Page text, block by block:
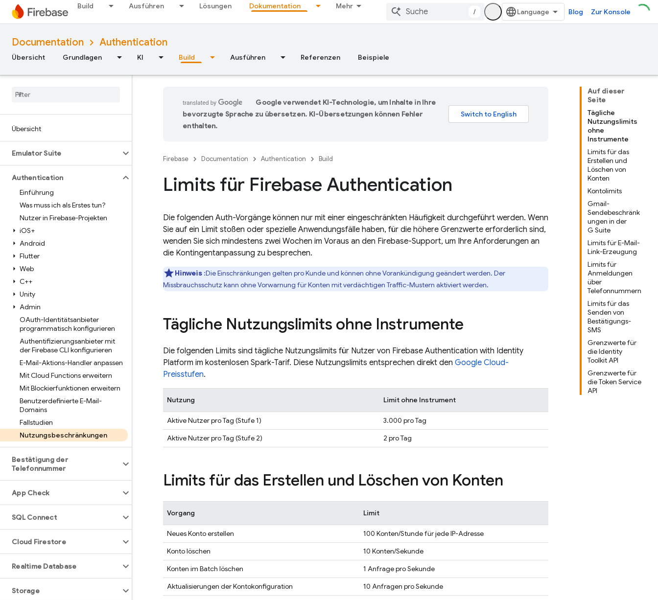
Build Ausführen Lösungen Dokumentation Mehr
/ Blog Zur Konsole
Documentation Authentication
Übersicht Grundlagen KI Build Ausführen Referenzen Beispiele
Übersicht
Emulator Suite
Authentication
Einführung
Was muss ich als Erstes tun?
Nutzer in Firebase-Projekten
iOS+
Android
Flutter
Web
C++
Unity
Admin
OAuth-Identitätsanbieter
programmatisch konfigurieren
Authentifizierungsanbieter mit
der Firebase CLI konfigurieren
E-Mail-Aktions-Handler anpassen
Mit Cloud Functions erweitern
Mit Blockierfunktionen erweitern
Benutzerdefinierte E-Mail-
Domains
Fallstudien
Nutzungsbeschränkungen
Bestätigung der
Telefonnummer
App Check
SQL Connect
Cloud Firestore
Realtime Database
Storage
Auf dieser
Seite
Tägliche
Nutzungslimits
ohne
Instrumente
Limits für das
Erstellen und
Löschen von
Konten
Kontolimits
Gmail-
Sendebeschränk
ungen in der
G Suite
Limits für E-Mail-
Link-Erzeugung
Limits für
Anmeldungen
über
Telefonnummern
Limits für das
Senden von
Bestätigungs-
SMS
Grenzwerte für
die Identity
Toolkit API
Grenzwerte für
die Token Service
API
Google verwendet KI-Technologie, um Inhalte in Ihre
bevorzugte Sprache zu übersetzen. KI-Übersetzungen können Fehler
enthalten.
Firebase Documentation Authentication Build
Limits für Firebase Authentication
Die folgenden Auth-Vorgänge können nur mit einer eingeschränkten Häufigkeit durchgeführt werden. Wenn
Sie auf ein Limit stoßen oder spezielle Anwendungsfälle haben, für die höhere Grenzwerte erforderlich sind,
wenden Sie sich mindestens zwei Wochen im Voraus an den Firebase-Support, um Ihre Anforderungen an
die Kontingentanpassung zu besprechen.
Hinweis:Die Einschränkungen gelten pro Kunde und können ohne Vorankündigung geändert werden. Der
Missbrauchsschutz kann ohne Vorwarnung für Konten mit verdächtigen Traffic-Mustern aktiviert werden.
Tägliche Nutzungslimits ohne Instrumente
Die folgenden Limits sind tägliche Nutzungslimits für Nutzer von Firebase Authentication with Identity
Platform im kostenlosen Spark-Tarif. Diese Nutzungslimits entsprechen direkt den Google Cloud-
Preisstufen.
Nutzung Limit ohne Instrument
Aktive Nutzer pro Tag (Stufe 1)
3.000 pro Tag
Aktive Nutzer pro Tag (Stufe 2)
2 pro Tag
Limits für das Erstellen und Löschen von Konten
Vorgang Limit
Neues Konto erstellen
100 Konten/Stunde für jede IP-Adresse
Konto löschen
10 Konten/Sekunde
Konten im Batch löschen
1 Anfrage pro Sekunde
Aktualisierungen der Kontokonfiguration
10 Anfragen pro Sekunde